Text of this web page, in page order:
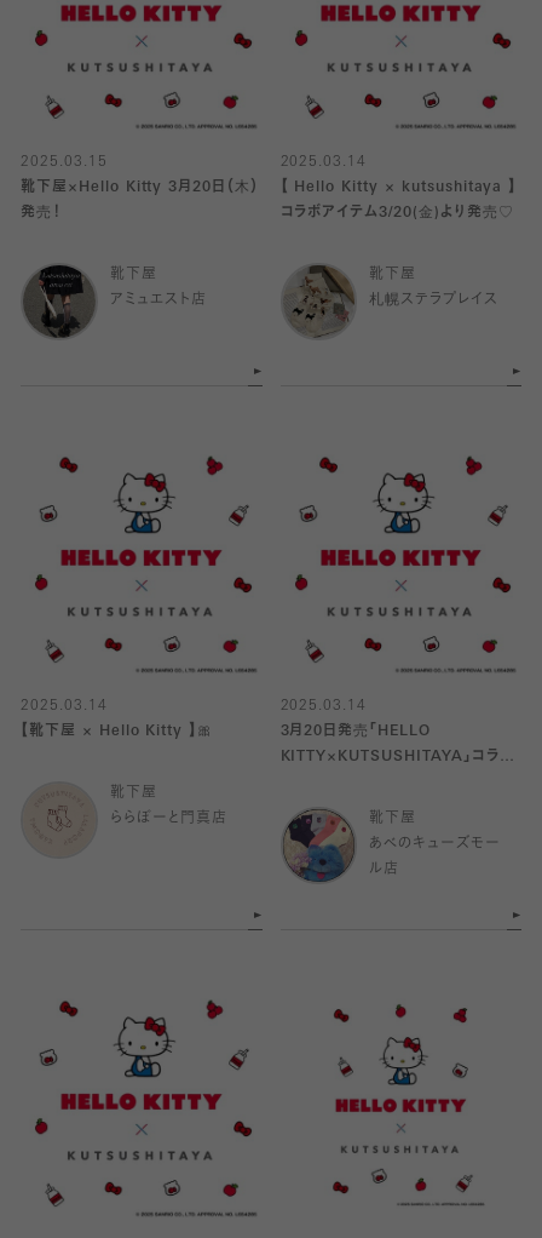
2025.03.15
靴下屋×Hello Kitty 3月20日（木）
発売！
靴下屋
アミュエスト店
2025.03.14
【 Hello Kitty × kutsushitaya 】
コラボアイテム3/20(金)より発売♡
靴下屋
札幌ステラプレイス
2025.03.14
【靴下屋 × Hello Kitty 】🎀
靴下屋
ららぽーと門真店
2025.03.14
3月20日発売「HELLO
KITTY×KUTSUSHITAYA」コラボ
靴下屋
あべのキューズモー
ル店